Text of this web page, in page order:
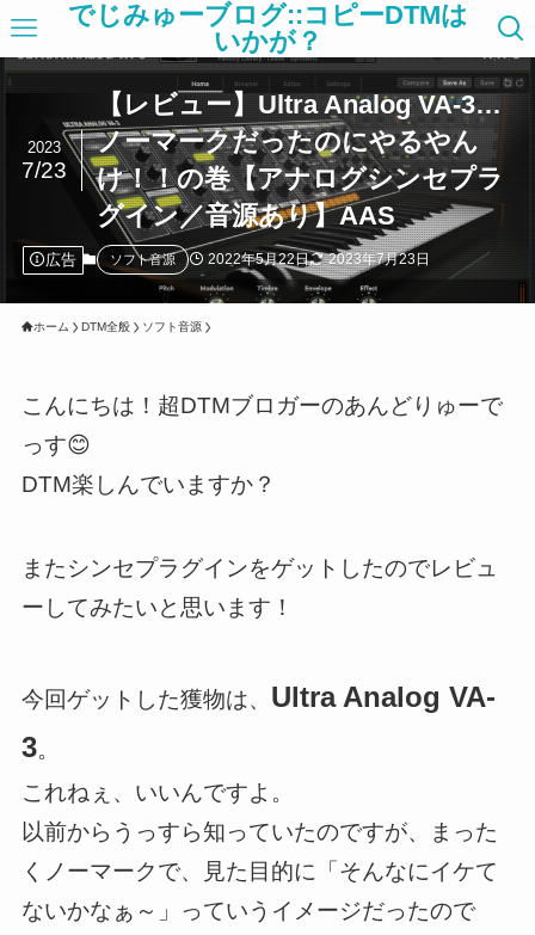
でじみゅーブログ::コピーDTMは
いかが？
【レビュー】Ultra Analog VA-3…
ノーマークだったのにやるやん
け！！の巻【アナログシンセプラ
グイン／音源あり】AAS
2023
7/23
広告 ソフト音源 2022年5月22日 2023年7月23日
ホーム DTM全般 ソフト音源
こんにちは！超DTMブロガーのあんどりゅーで
っす😊
DTM楽しんでいますか？
またシンセプラグインをゲットしたのでレビュ
ーしてみたいと思います！
今回ゲットした獲物は、 Ultra Analog VA-
3。
これねぇ、いいんですよ。
以前からうっすら知っていたのですが、まった
くノーマークで、見た目的に「そんなにイケて
ないかなぁ～」っていうイメージだったので